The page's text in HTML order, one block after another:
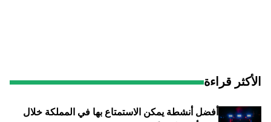
الأكثر قراءة
أفضل أنشطة يمكن الاستمتاع بها في المملكة خلال